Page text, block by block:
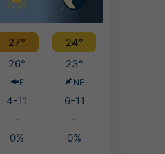
27°
24°
26° 23°
E NE
4-11
6-11
-
-
0% 0%